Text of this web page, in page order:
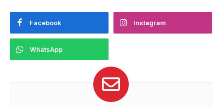
Facebook Instagram
WhatsApp